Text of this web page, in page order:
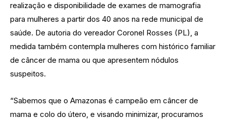
realização e disponibilidade de exames de mamografia
para mulheres a partir dos 40 anos na rede municipal de
saúde. De autoria do vereador Coronel Rosses (PL), a
medida também contempla mulheres com histórico familiar
de câncer de mama ou que apresentem nódulos
suspeitos.
“Sabemos que o Amazonas é campeão em câncer de
mama e colo do útero, e visando minimizar, procuramos